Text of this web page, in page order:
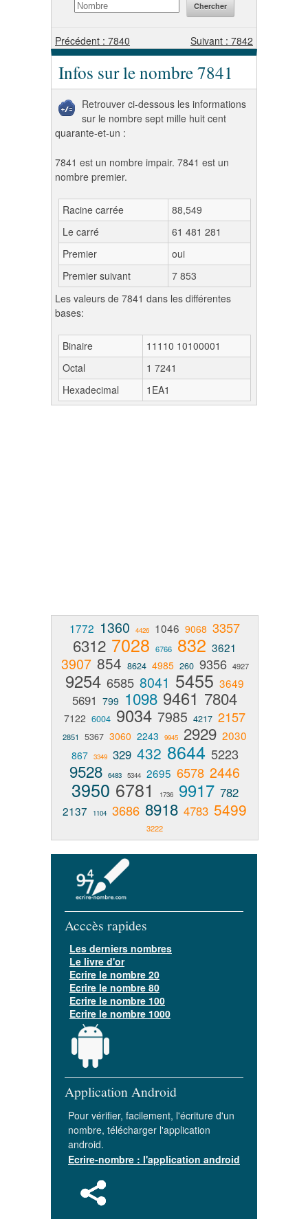
Précédent : 7840 Suivant : 7842
Infos sur le nombre 7841
Retrouver ci-dessous les informations
sur le nombre sept mille huit cent
quarante-et-un :
7841 est un nombre impair. 7841 est un
nombre premier.
Racine carrée
88,549
Le carré
61 481 281
Premier
oui
Premier suivant
7 853
Les valeurs de 7841 dans les différentes
bases:
Binaire
11110 10100001
Octal
1 7241
Hexadecimal
1EA1
1772 1360 4426 1046 9068 3357
6312 7028 6766 832 3621
3907 854 8624 4985 260 9356 4927
9254 6585 8041 5455 3649
5691 799 1098 9461 7804
7122 6004 9034 7985 4217 2157
2851 5367 3060 2243 9945 2929 2030
867 3349 329 432 8644 5223
9528 6483 5344 2695 6578 2446
3950 6781 1736 9917 782
2137 1104 3686 8918 4783 5499
3222
Acccès rapides
Les derniers nombres
Le livre d'or
Ecrire le nombre 20
Ecrire le nombre 80
Ecrire le nombre 100
Ecrire le nombre 1000
Application Android
Pour vérifier, facilement, l'écriture d'un
nombre, télécharger l'application
android.
Ecrire-nombre : l'application android